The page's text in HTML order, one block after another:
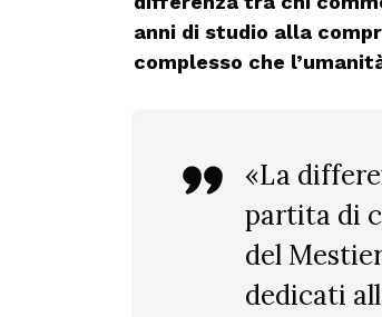
anni di studio alla
complesso che
«La
partita di
del
dedicati